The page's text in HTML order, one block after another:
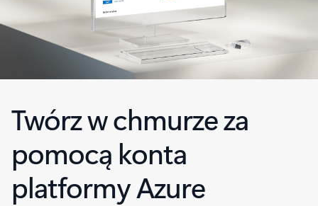
Twórz w chmurze za
pomocą konta
platformy Azure